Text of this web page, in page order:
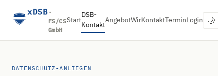
xDSB ·
FS/CS
GmbH
Start
DSB-
Kontakt
AngebotWirKontaktTerminLogin 🌙
DATENSCHUTZ-ANLIEGEN